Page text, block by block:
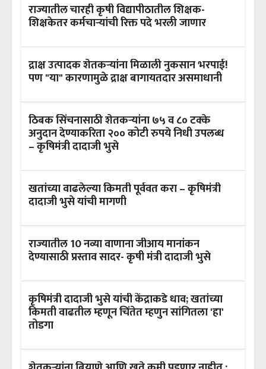
राज्यातील चारही कृषी विद्यापीठातील शिक्षक-
शिक्षकेतर कर्मचार्‍यांची रिक्त पदे भरली जाणार
द्राक्ष उत्पादक शेतकऱ्यांना मिळाली नुकसान भरपाई!
पण "या" कारणामुळे द्राक्ष बागायतदार असमाधानी
ठिबक सिंचनासाठी शेतकऱ्यांना ७५ व ८० टक्के
अनुदान देण्याकरिता २०० कोटी रुपये निधी उपलब्ध
– कृषिमंत्री दादाजी भुसे
खतांच्या वाढलेल्या किमती पूर्ववत करा – कृषिमंत्री
दादाजी भुसे यांची मागणी
राज्यातील 10 नव्या वाणाना जीआय मानांकन
देण्यासाठी प्रस्ताव सादर- कृषी मंत्री दादाजी भुसे
कृषिमंत्री दादाजी भुसे यांची केंद्राकडे धाव; खतांच्या
किमती वाढतील म्हणून चिंतेत म्हणुन सांगितला 'हा'
तोडगा